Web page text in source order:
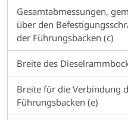
Gesamtabmessungen,
über den
der Führungsbacken (c)
Breite des
Breite für die Verbindung
Führungsbacken (e)